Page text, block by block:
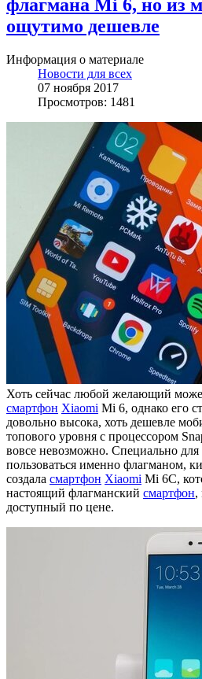
флагмана Mi 6, но из
ощутимо дешевле
Информация о материале
Новости для всех
07 ноября 2017
Просмотров: 1481
Хоть сейчас любой желающий
смартфон Xiaomi Mi 6, однако его
довольно высока, хоть дешевле
топового уровня с процессором
вовсе невозможно. Специально для
пользоваться именно флагманом,
создала смартфон Xiaomi Mi 6C,
настоящий флагманский смартфон,
доступный по цене.